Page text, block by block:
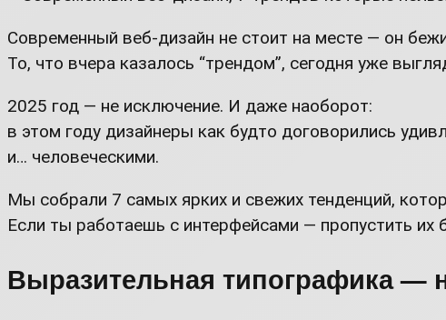
Современный веб-дизайн не стоит на месте — он
То, что вчера казалось “трендом”, сегодня уже
2025 год — не исключение. И даже наоборот:
в этом году дизайнеры как будто договорились
и… человеческими.
Мы собрали 7 самых ярких и свежих тенденций,
Если ты работаешь с интерфейсами — пропустить их
Выразительная типографика —